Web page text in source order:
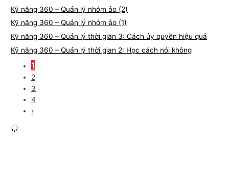
Kỹ năng 360 – Quản lý nhóm ảo (2)
Kỹ năng 360 – Quản lý nhóm ảo (1)
Kỹ năng 360 – Quản lý thời gian 3: Cách ủy quyền hiệu quả
Kỹ năng 360 – Quản lý thời gian 2: Học cách nói không
1
2
3
4
›